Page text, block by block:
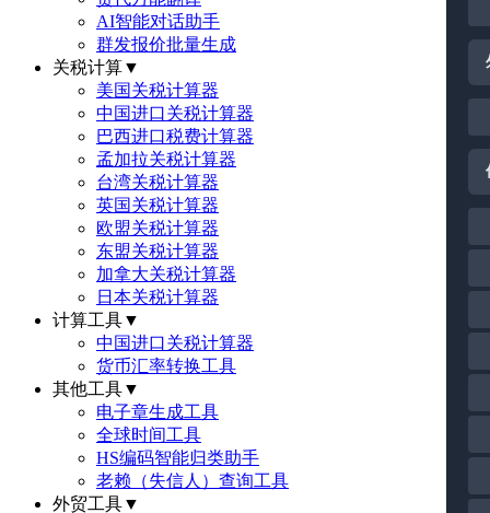
AI智能对话助手
群发报价批量生成
关税计算▼
美国关税计算器
中国进口关税计算器
巴西进口税费计算器
孟加拉关税计算器
台湾关税计算器
英国关税计算器
欧盟关税计算器
东盟关税计算器
加拿大关税计算器
日本关税计算器
计算工具▼
中国进口关税计算器
货币汇率转换工具
其他工具▼
电子章生成工具
全球时间工具
HS编码智能归类助手
老赖（失信人）查询工具
外贸工具▼